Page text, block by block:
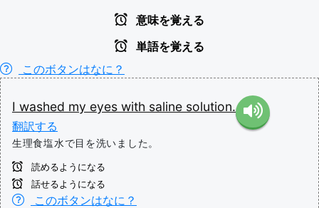
意味を覚える
単語を覚える
このボタンはなに？
I washed my eyes with saline solution.
翻訳する
生理食塩水で目を洗いました。
読めるようになる
話せるようになる
このボタンはなに？